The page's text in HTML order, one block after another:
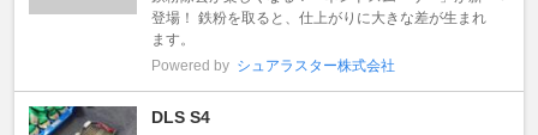
登場！ 鉄粉を取ると、仕上がりに大きな差が生まれ
ます。
Powered by シュアラスター株式会社
DLS S4